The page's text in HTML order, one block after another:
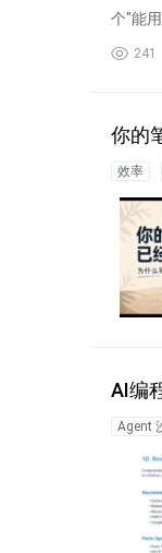
个"能
241
你的
效率
AI编
Agent